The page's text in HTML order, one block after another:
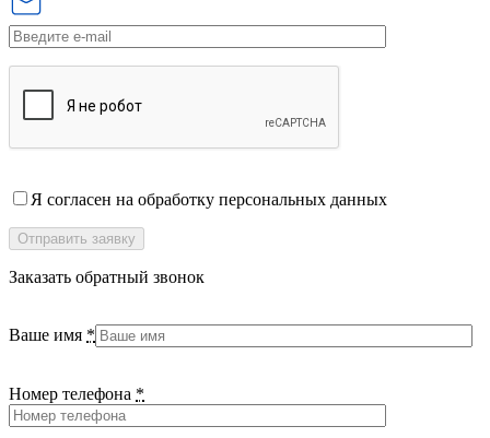
Я согласен на обработку персональных данных
Заказать обратный звонок
Ваше имя *
Номер телефона *